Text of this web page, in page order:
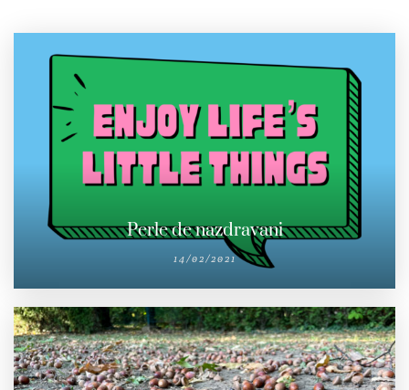
Perle de nazdravani
14/02/2021